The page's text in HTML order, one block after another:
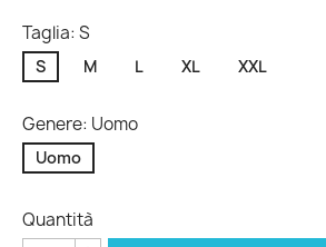
Taglia: S
S M L XL XXL
Genere: Uomo
Uomo
Quantità